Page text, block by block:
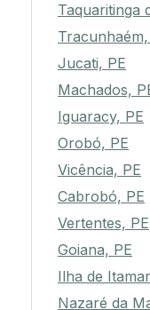
Taquaritinga
Tracunhaém,
Jucati, PE
Machados,
Iguaracy, PE
Orobó, PE
Vicência, PE
Cabrobó, PE
Vertentes, PE
Goiana, PE
Ilha de
Nazaré da